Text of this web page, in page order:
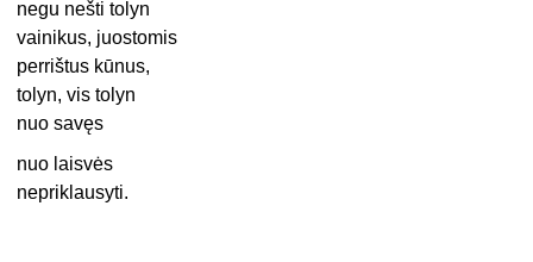
negu nešti tolyn
vainikus, juostomis
perrištus kūnus,
tolyn, vis tolyn
nuo savęs
nuo laisvės
nepriklausyti.